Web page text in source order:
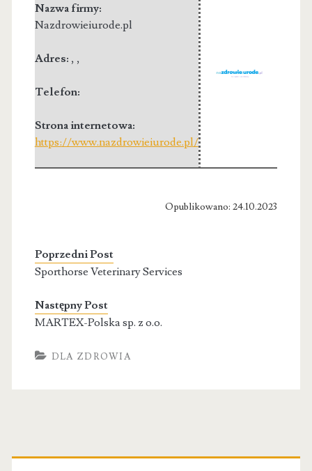
Nazwa firmy:
Nazdrowieiurode.pl
Adres: , ,
Telefon:
Strona internetowa:
https://www.nazdrowieiurode.pl/
Opublikowano: 24.10.2023
Poprzedni Post
Sporthorse Veterinary Services
Następny Post
MARTEX-Polska sp. z o.o.
DLA ZDROWIA
Primary